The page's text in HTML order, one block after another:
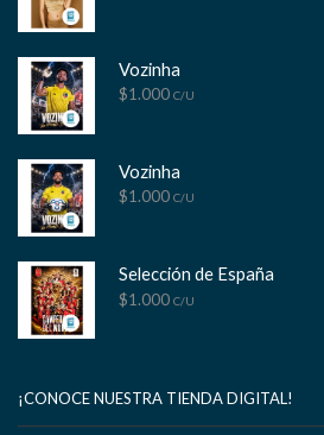
Vozinha
$1.000 C/U
Vozinha
$1.000 C/U
Selección de España
$1.000 C/U
¡CONOCE NUESTRA TIENDA DIGITAL!